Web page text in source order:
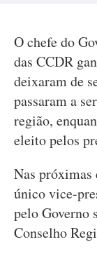
O chefe do
das CCDR
deixaram de
passaram a
região,
eleito pelos
Nas próximas
único vice-
pelo Governo
Conselho